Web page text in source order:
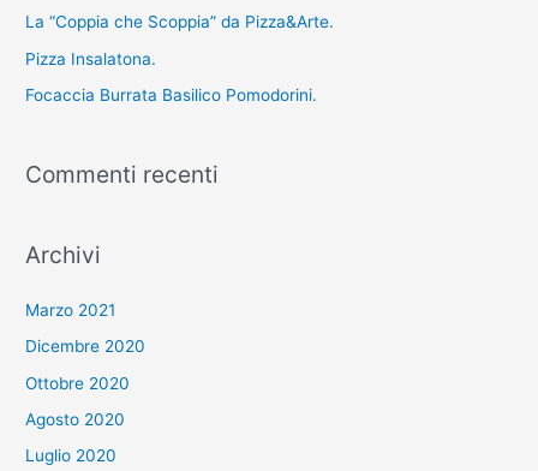
La “Coppia che Scoppia” da Pizza&Arte.
Pizza Insalatona.
Focaccia Burrata Basilico Pomodorini.
Commenti recenti
Archivi
Marzo 2021
Dicembre 2020
Ottobre 2020
Agosto 2020
Luglio 2020